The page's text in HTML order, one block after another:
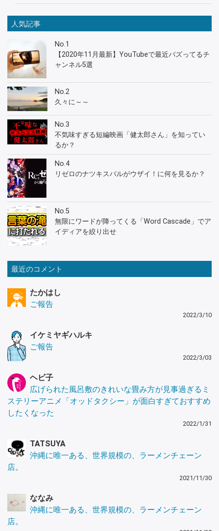
人気記事
No.1
【2020年11月最新】YouTubeで最近バズってるチ
ャンネル5選
No.2
久々に～～
No.3
不気味すぎる短編映画「健太郎さん」を知ってい
るか？
No.4
リゼロのナツキスバルがウザイ！に何を見るか？
No.5
無限にワードが降ってくる「Word Cascade」でア
イディアを絞り出せ
最近のコメント
たかはし
ご報告
2022/3/10
イケミヤギハルキ
ご報告
2022/3/03
ヘビ子
広げられた風呂敷のきれいな畳み方が見事過ぎるミ
ステリーアニメ「オッドタクシー」が面白すぎておすすめ
したくなった
2022/1/31
TATSUYA
沖縄に唯一ある、世界規模の、ラーメンチェーン
店。
2021/11/30
ななみ
沖縄に唯一ある、世界規模の、ラーメンチェーン
店。